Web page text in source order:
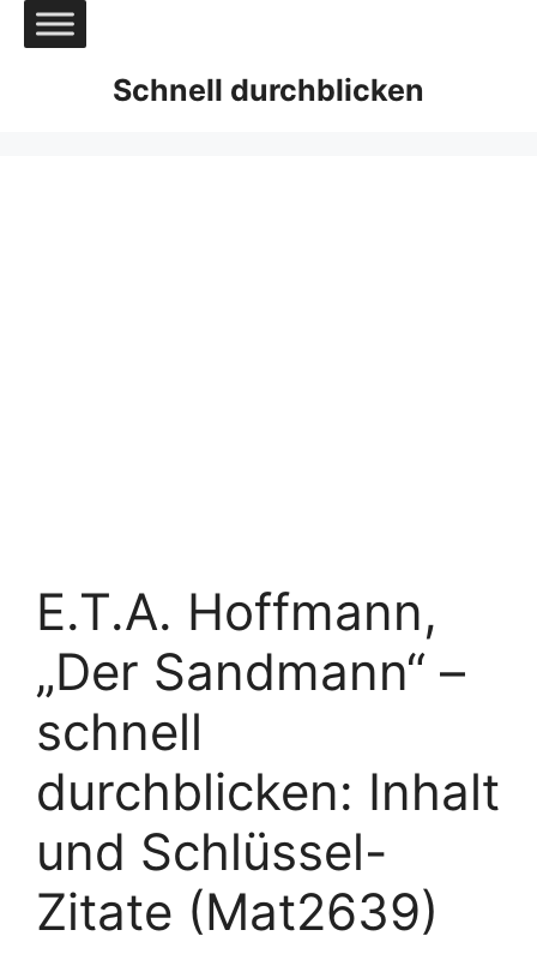
Zum
Inhalt
Schnell durchblicken
E.T.A. Hoffmann,
„Der Sandmann“ –
schnell
durchblicken: Inhalt
und Schlüssel-
Zitate (Mat2639)